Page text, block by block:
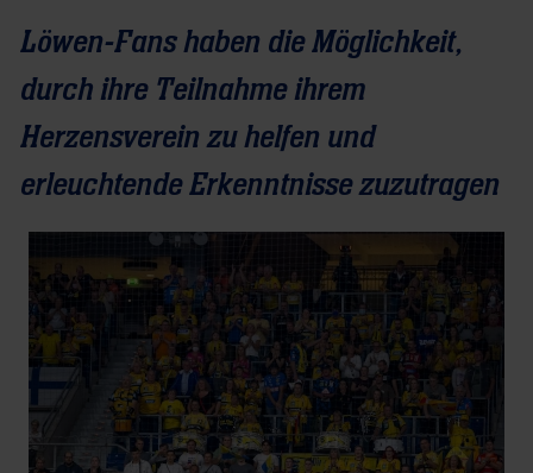
Löwen-Fans haben die Möglichkeit,
durch ihre Teilnahme ihrem
Herzensverein zu helfen und
erleuchtende Erkenntnisse zuzutragen